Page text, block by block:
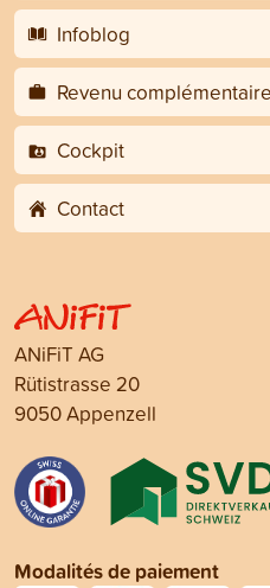
Infoblog
Revenu complémentaire
Cockpit
Contact
ANiFiT AG
Rütistrasse 20
9050 Appenzell
Modalités de paiement